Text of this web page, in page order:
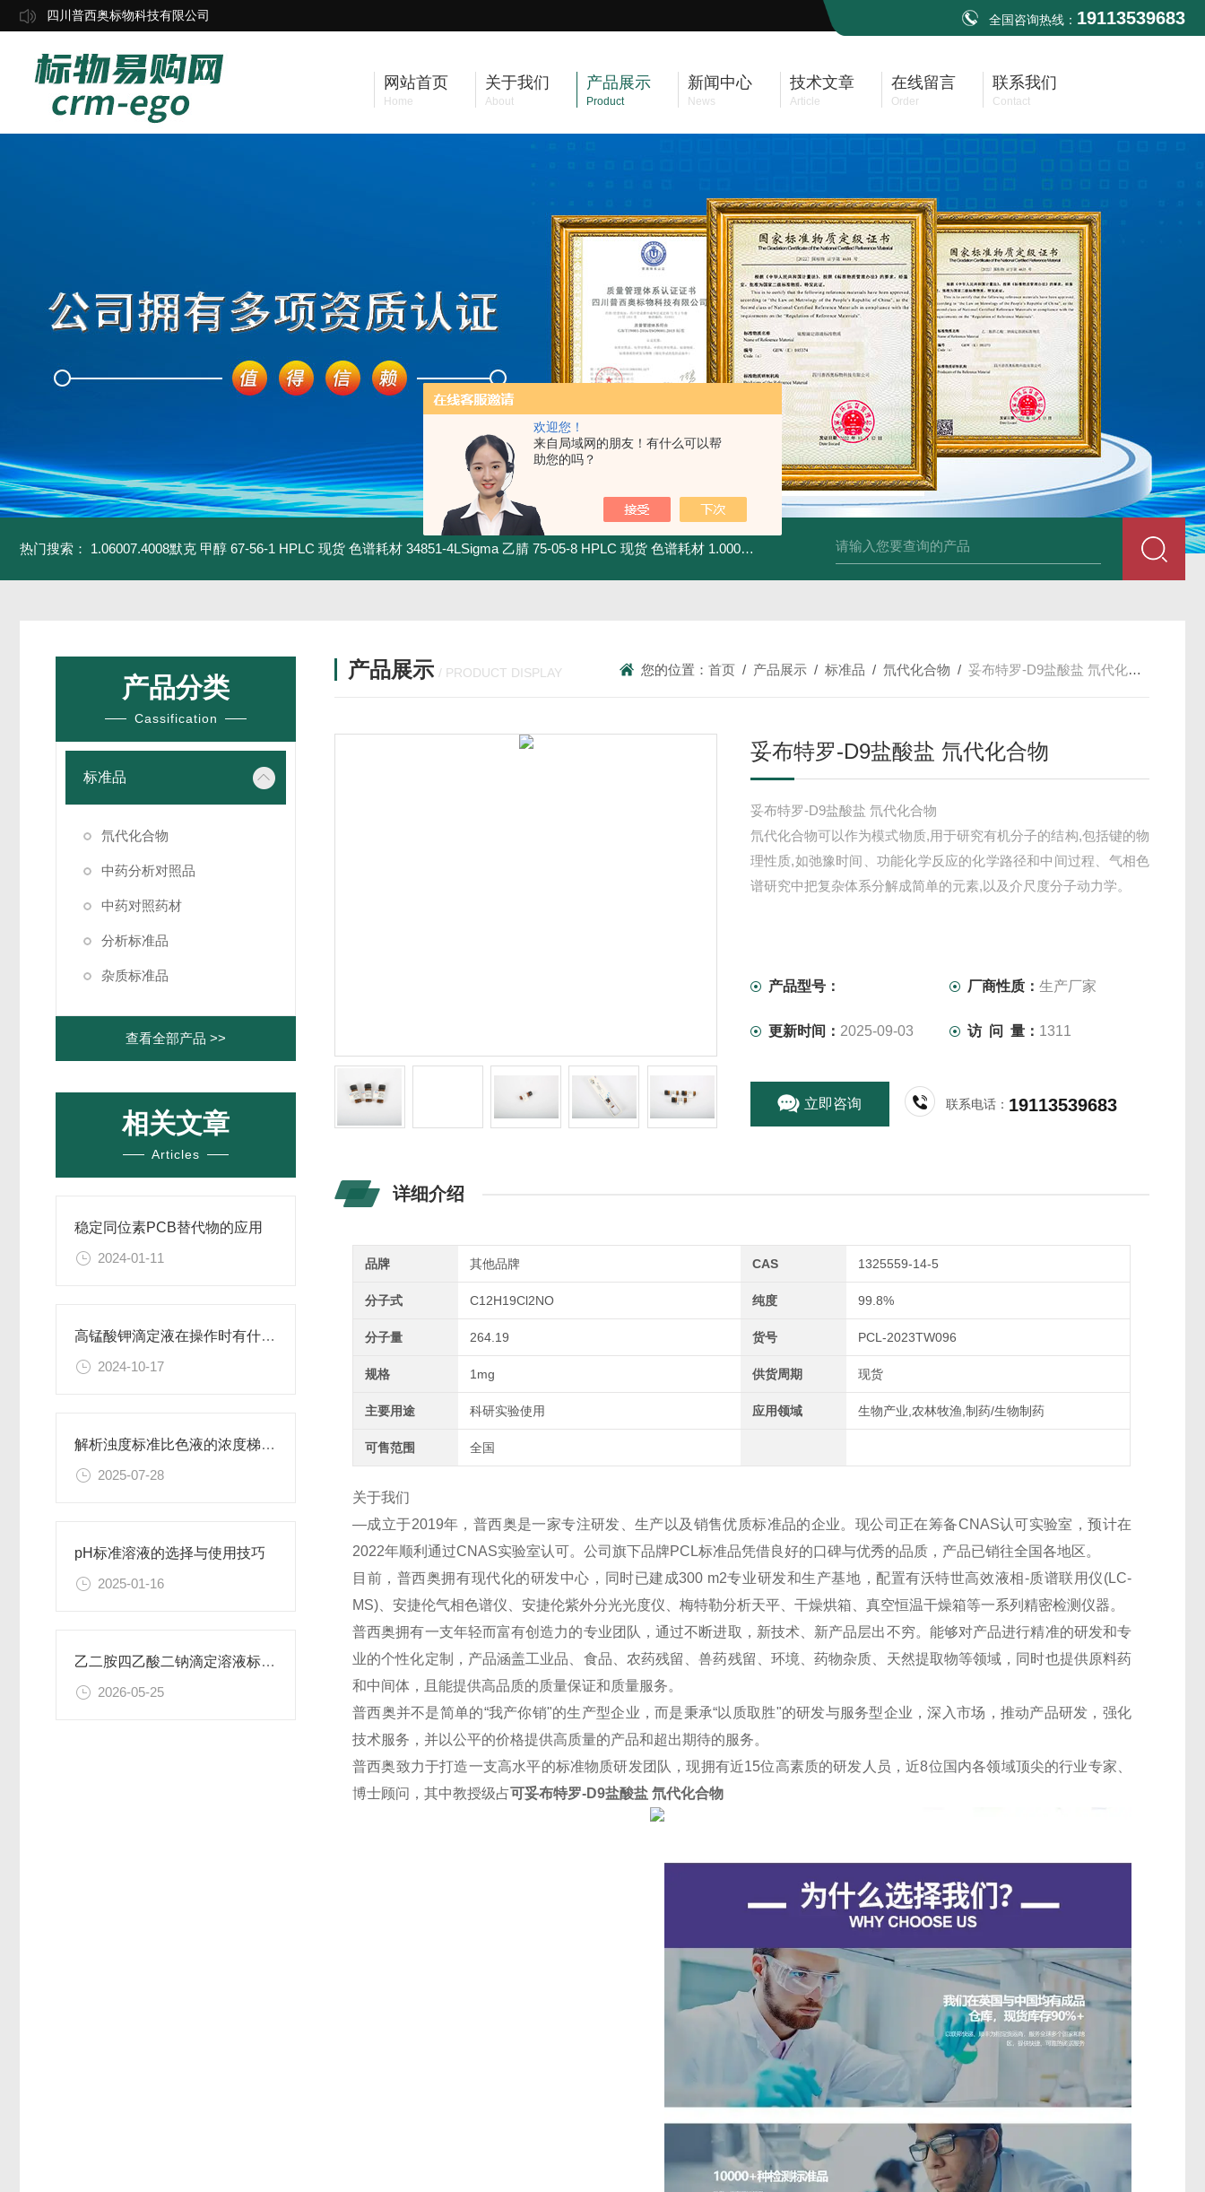
欢迎您！
来自局域网的朋友！有什么可以帮
助您的吗？
四川普西奥标物科技有限公司 全国咨询热线： 19113539683
网站首页
Home
关于我们
About
产品展示
Product
新闻中心
News
技术文章
Article
在线留言
Order
联系我们
Contact
热门搜索： 1.06007.4008默克 甲醇 67-56-1 HPLC 现货 色谱耗材 34851-4LSigma 乙腈 75-05-8 HPLC 现货 色谱耗材 1.00030.4008默克 乙腈 75-05-8 HPLC 现货 色谱耗材 34860-4L-Rsigma 甲醇 67-
产品分类
Cassification
标准品
氘代化合物
中药分析对照品
中药对照药材
分析标准品
杂质标准品
查看全部产品 >>
相关文章
Articles
稳定同位素PCB替代物的应用
2024-01-11
高锰酸钾滴定液在操作时有什么要领可言呢？
2024-10-17
解析浊度标准比色液的浓度梯度与配比
2025-07-28
pH标准溶液的选择与使用技巧
2025-01-16
乙二胺四乙酸二钠滴定溶液标准物质的制备与应用指南
2026-05-25
产品展示 / PRODUCT DISPLAY 您的位置：首页 / 产品展示 /标准品 /氘代化合物 /妥布特罗-D9盐酸盐 氘代化合物
妥布特罗-D9盐酸盐 氘代化合物
妥布特罗-D9盐酸盐 氘代化合物
氘代化合物可以作为模式物质,用于研究有机分子的结构,包括键的物
理性质,如弛豫时间、功能化学反应的化学路径和中间过程、气相色
谱研究中把复杂体系分解成简单的元素,以及介尺度分子动力学。
产品型号： 厂商性质：生产厂家
更新时间： 2025-09-03 访 问 量： 1311
立即咨询 联系电话： 19113539683
详细介绍
品牌 其他品牌 CAS 1325559-14-5
分子式 C12H19Cl2NO 纯度 99.8%
分子量 264.19 货号 PCL-2023TW096
规格 1mg 供货周期 现货
主要用途 科研实验使用 应用领域 生物产业,农林牧渔,制药/生物制药
可售范围 全国
关于我们
—成立于2019年，普西奥是一家专注研发、生产以及销售优质标准品的企业。现公司正在筹备CNAS认可实验室，预计在
2022年顺利通过CNAS实验室认可。公司旗下品牌PCL标准品凭借良好的口碑与优秀的品质，产品已销往全国各地区。
目前，普西奥拥有现代化的研发中心，同时已建成300 m2专业研发和生产基地，配置有沃特世高效液相-质谱联用仪(LC-
MS)、安捷伦气相色谱仪、安捷伦紫外分光光度仪、梅特勒分析天平、干燥烘箱、真空恒温干燥箱等一系列精密检测仪器。
普西奥拥有一支年轻而富有创造力的专业团队，通过不断进取，新技术、新产品层出不穷。能够对产品进行精准的研发和专
业的个性化定制，产品涵盖工业品、食品、农药残留、兽药残留、环境、药物杂质、天然提取物等领域，同时也提供原料药
和中间体，且能提供高品质的质量保证和质量服务。
普西奥并不是简单的“我产你销"的生产型企业，而是秉承“以质取胜"的研发与服务型企业，深入市场，推动产品研发，强化
技术服务，并以公平的价格提供高质量的产品和超出期待的服务。
普西奥致力于打造一支高水平的标准物质研发团队，现拥有近15位高素质的研发人员，近8位国内各领域顶尖的行业专家、
博士顾问，其中教授级占可妥布特罗-D9盐酸盐 氘代化合物